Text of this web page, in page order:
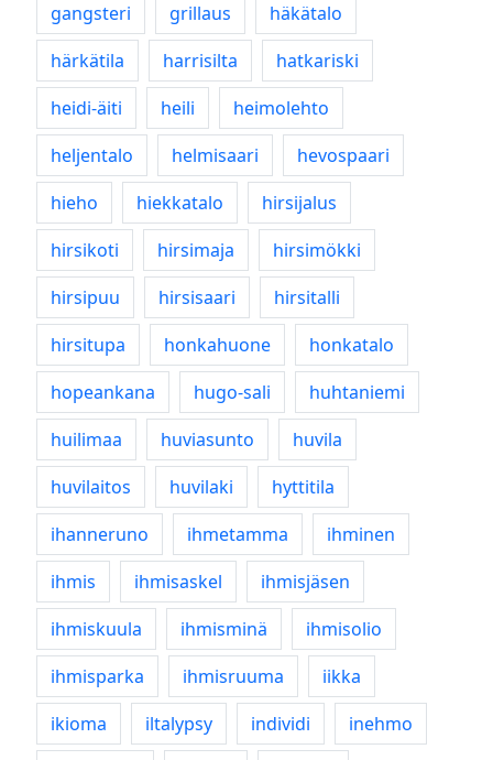
gangsteri
grillaus
häkätalo
härkätila
harrisilta
hatkariski
heidi-äiti
heili
heimolehto
heljentalo
helmisaari
hevospaari
hieho
hiekkatalo
hirsijalus
hirsikoti
hirsimaja
hirsimökki
hirsipuu
hirsisaari
hirsitalli
hirsitupa
honkahuone
honkatalo
hopeankana
hugo-sali
huhtaniemi
huilimaa
huviasunto
huvila
huvilaitos
huvilaki
hyttitila
ihanneruno
ihmetamma
ihminen
ihmis
ihmisaskel
ihmisjäsen
ihmiskuula
ihmisminä
ihmisolio
ihmisparka
ihmisruuma
iikka
ikioma
iltalypsy individi
inehmo